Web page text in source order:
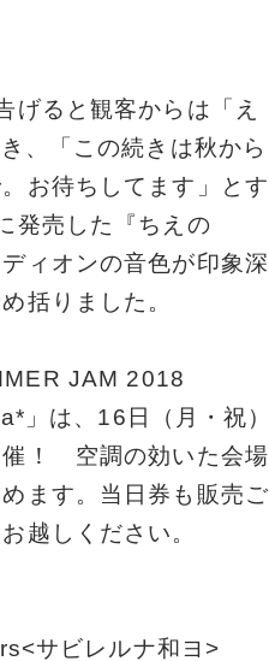
げると観客からは「え
、「この続きは秋から
お待ちしてます」とす
発売した『ちえの
ィオンの音色が印象深
括りました。
JAM 2018
」は、16日（月・祝
催！ 空調の効いた会場
ます。当日券も販売ご
越しください。
サビレルナ和ヨ>